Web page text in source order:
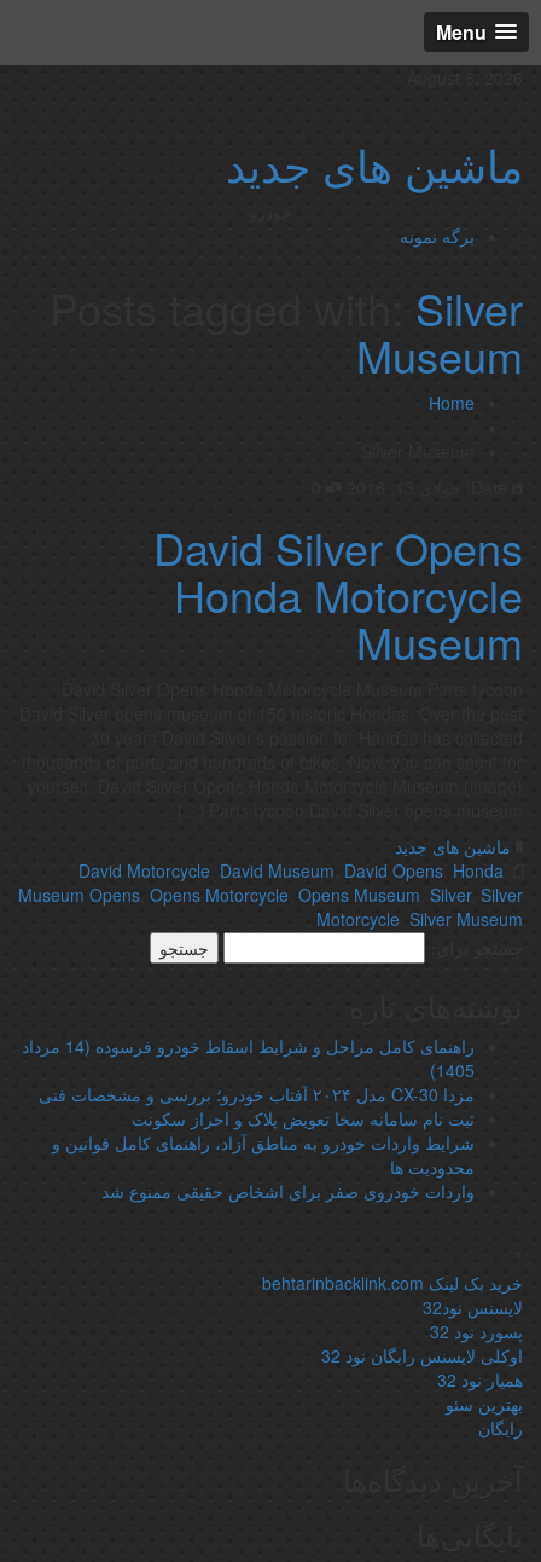
Menu
ماشین های جدید
برگه نمونه
Posts tagged with:Silver
Museum
Home
David Silver Opens
Honda Motorcycle
Museum
ماشین های جدید
David Motorcycle,David Museum,David Opens,Honda
Museum Opens,Opens Motorcycle,Opens Museum,Silver,Silver
Motorcycle,Silver Museum
راهنمای کامل مراحل و شرایط اسقاط خودرو فرسوده (14 مرداد
1405)
مزدا CX-30 مدل ۲۰۲۴ آفتاب خودرو؛ بررسی و مشخصات فنی
ثبت نام سامانه سخا تعویض پلاک و احراز سکونت
شرایط واردات خودرو به مناطق آزاد، راهنمای کامل قوانین و
محدودیت ها
واردات خودروی صفر برای اشخاص حقیقی ممنوع شد
خرید بک لینک behtarinbacklink.com
لایسنس نود32
پسورد نود 32
اوکلی لایسنس رایگان نود 32
همیار نود 32
بهترین سئو
رایگان